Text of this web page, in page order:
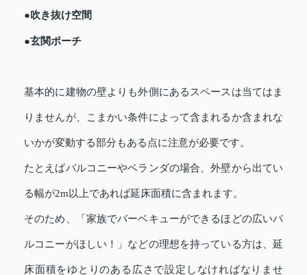
●吹き抜け空間
●玄関ポーチ
基本的に建物の壁よりも外側にあるスペースは当てはま
りませんが、こまかい条件によって含まれるか含まれな
いかが変動する部分もある点に注意が必要です。
たとえばバルコニーやベランダの場合、外壁から出てい
る幅が2m以上であれば延床面積に含まれます。
そのため、「家族でバーベキューができるほどの広いバ
ルコニーがほしい！」などの理想を持っている方は、延
床面積をゆとりのある広さで設定しなければなりませ